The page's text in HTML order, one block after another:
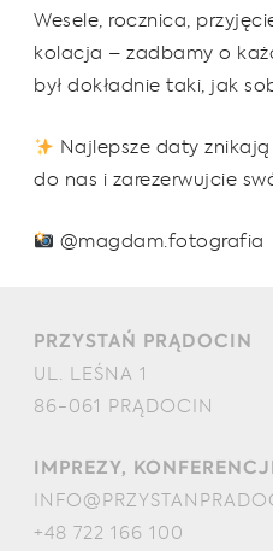
Wesele, rocznica,
kolacja – zadbamy o
był dokładnie taki, jak
Najlepsze daty
do nas i zarezerwujcie
@magdam.fotografia
PRZYSTAŃ PRĄDOCIN
UL. LEŚNA 1
86-061 PRĄDOCIN
IMPREZY,
+48 722 166 100